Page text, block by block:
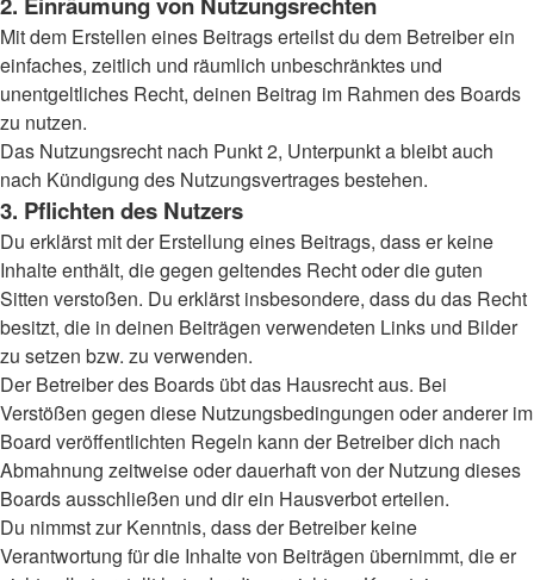
Mit dem Erstellen eines Beitrags erteilst du dem Betreiber ein
einfaches, zeitlich und räumlich unbeschränktes und
unentgeltliches Recht, deinen Beitrag im Rahmen des Boards
zu nutzen.
Das Nutzungsrecht nach Punkt 2, Unterpunkt a bleibt auch
nach Kündigung des Nutzungsvertrages bestehen.
3. Pflichten des Nutzers
Du erklärst mit der Erstellung eines Beitrags, dass er keine
Inhalte enthält, die gegen geltendes Recht oder die guten
Sitten verstoßen. Du erklärst insbesondere, dass du das Recht
besitzt, die in deinen Beiträgen verwendeten Links und Bilder
zu setzen bzw. zu verwenden.
Der Betreiber des Boards übt das Hausrecht aus. Bei
Verstößen gegen diese Nutzungsbedingungen oder anderer im
Board veröffentlichten Regeln kann der Betreiber dich nach
Abmahnung zeitweise oder dauerhaft von der Nutzung dieses
Boards ausschließen und dir ein Hausverbot erteilen.
Du nimmst zur Kenntnis, dass der Betreiber keine
Verantwortung für die Inhalte von Beiträgen übernimmt, die er